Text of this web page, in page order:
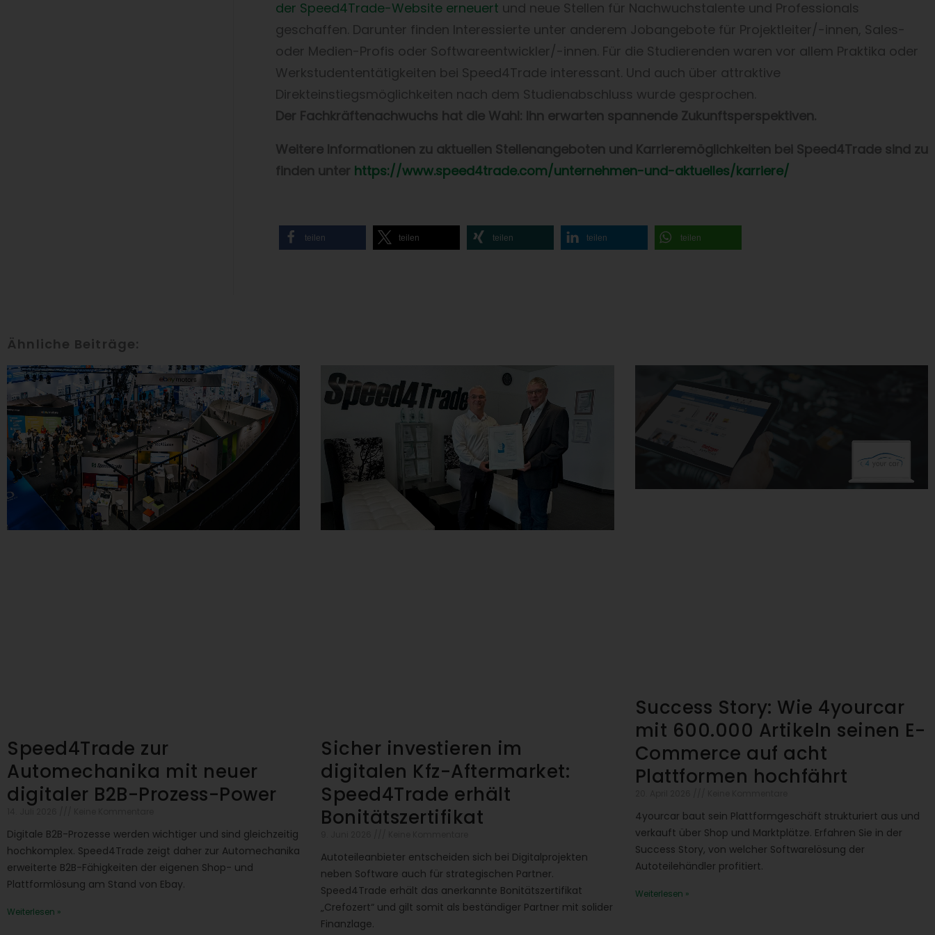
der Speed4Trade-Website erneuert und neue Stellen für Nachwuchstalente und Professionals
geschaffen. Darunter finden Interessierte unter anderem Jobangebote für Projektleiter/-innen, Sales-
oder Medien-Profis oder Softwareentwickler/-innen. Für die Studierenden waren vor allem Praktika oder
Werkstudententätigkeiten bei Speed4Trade interessant. Und auch über attraktive
Direkteinstiegsmöglichkeiten nach dem Studienabschluss wurde gesprochen.
Der Fachkräftenachwuchs hat die Wahl: Ihn erwarten spannende Zukunftsperspektiven.
Weitere Informationen zu aktuellen Stellenangeboten und Karrieremöglichkeiten bei Speed4Trade sind zu
finden unter https://www.speed4trade.com/unternehmen-und-aktuelles/karriere/
teilen teilen teilen teilen teilen
Ähnliche Beiträge:
Speed4Trade zur
Automechanika mit neuer
digitaler B2B-Prozess-Power
Digitale B2B-Prozesse werden wichtiger und sind gleichzeitig
hochkomplex. Speed4Trade zeigt daher zur Automechanika
erweiterte B2B-Fähigkeiten der eigenen Shop- und
Plattformlösung am Stand von Ebay.
Weiterlesen »
Sicher investieren im
digitalen Kfz-Aftermarket:
Speed4Trade erhält
Bonitätszertifikat
Autoteileanbieter entscheiden sich bei Digitalprojekten
neben Software auch für strategischen Partner.
Speed4Trade erhält das anerkannte Bonitätszertifikat
„Crefozert“ und gilt somit als beständiger Partner mit solider
Finanzlage.
Success Story: Wie 4yourcar
mit 600.000 Artikeln seinen E-
Commerce auf acht
Plattformen hochfährt
4yourcar baut sein Plattformgeschäft strukturiert aus und
verkauft über Shop und Marktplätze. Erfahren Sie in der
Success Story, von welcher Softwarelösung der
Autoteilehändler profitiert.
Weiterlesen »